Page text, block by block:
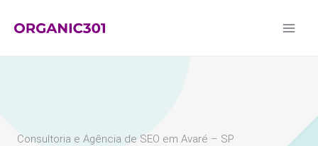
para
Consultoria e Agência de SEO em Avaré – SP